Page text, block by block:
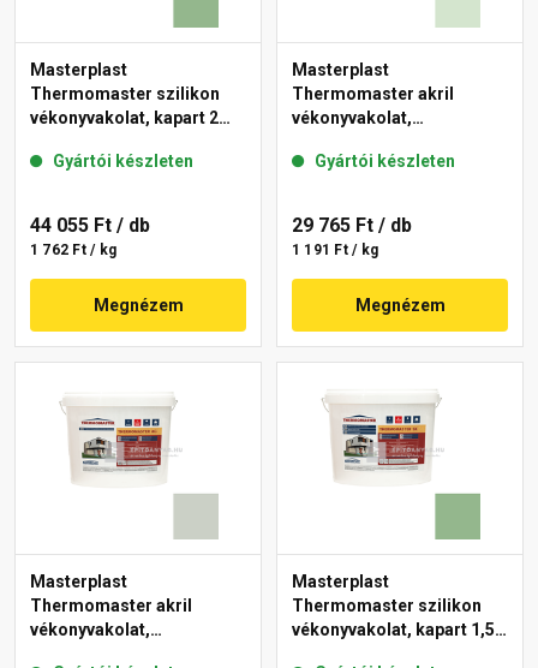
Masterplast
Thermomaster szilikon
vékonyvakolat, kapart 2
Gyártói készleten
44 055 Ft / db
1 762 Ft / kg
Megnézem
Masterplast
Thermomaster akril
vékonyvakolat,
41-E 25 kg
Gyártói készleten
29 765 Ft / db
1 191 Ft / kg
Megnézem
Masterplast
Thermomaster akril
vékonyvakolat,
Masterplast
Thermomaster szilikon
vékonyvakolat, kapart 1,5